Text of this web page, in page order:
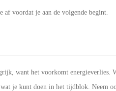
af voordat je aan de volgende begint.
want het voorkomt energieverlies.
je kunt doen in het tijdblok. Neem